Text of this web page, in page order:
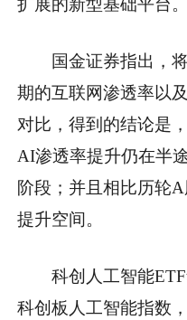
扩展的新型基础平台。
国金证券指出，
期的互联网渗透率以
对比，得到的结论是
AI渗透率提升仍在半
阶段；并且相比历轮
提升空间。
科创人工智能
科创板人工智能指数